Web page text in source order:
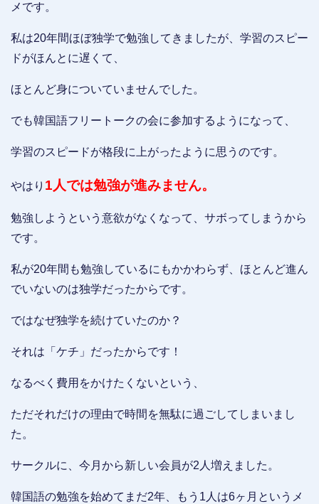
メです。
私は20年間ほぼ独学で勉強してきましたが、学習のスピー
ドがほんとに遅くて、
ほとんど身についていませんでした。
でも韓国語フリートークの会に参加するようになって、
学習のスピードが格段に上がったように思うのです。
やはり 1人では勉強が進みません。
勉強しようという意欲がなくなって、サボってしまうから
です。
私が20年間も勉強しているにもかかわらず、ほとんど進ん
でいないのは独学だったからです。
ではなぜ独学を続けていたのか？
それは「ケチ」だったからです！
なるべく費用をかけたくないという、
ただそれだけの理由で時間を無駄に過ごしてしまいまし
た。
サークルに、今月から新しい会員が2人増えました。
韓国語の勉強を始めてまだ2年、もう1人は6ヶ月というメ